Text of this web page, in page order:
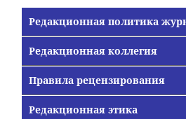
Редакционная политика
Редакционная коллегия
Правила рецензирования
Редакционная этика